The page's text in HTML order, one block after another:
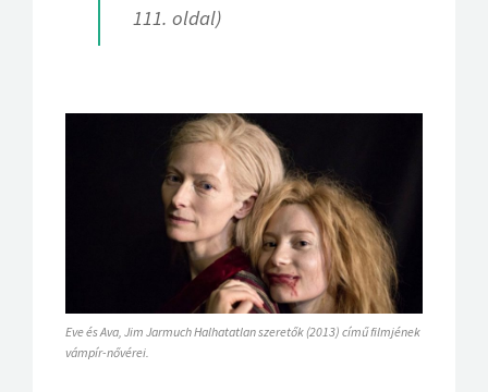
111. oldal)
Eve és Ava, Jim Jarmuch Halhatatlan szeretők (2013) című filmjének
vámpír-nővérei.